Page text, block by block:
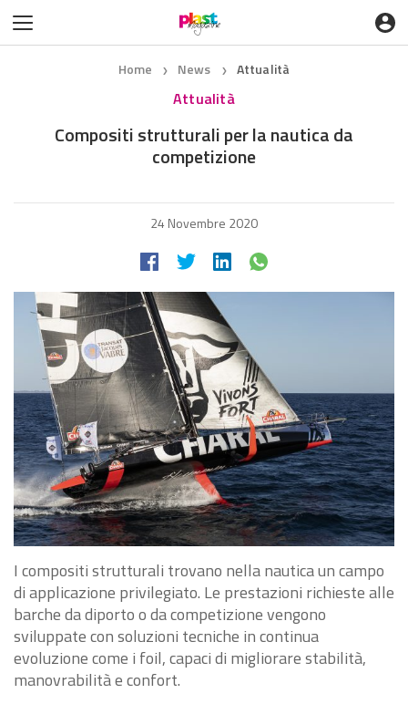
Home ❯ News ❯ Attualità
Attualità
Compositi strutturali per la nautica da
competizione
24 Novembre 2020
I compositi strutturali trovano nella nautica un campo
di applicazione privilegiato. Le prestazioni richieste alle
barche da diporto o da competizione vengono
sviluppate con soluzioni tecniche in continua
evoluzione come i foil, capaci di migliorare stabilità,
manovrabilità e confort.